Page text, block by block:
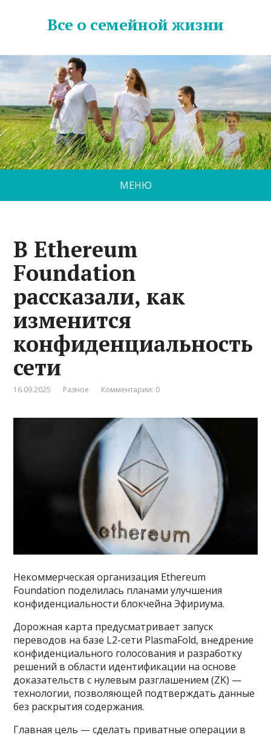
Все о семейной жизни
МЕНЮ
В Ethereum
Foundation
рассказали, как
изменится
конфиденциальность
сети
16.09.2025 Разное Комментарии: 0
Некоммерческая организация Ethereum
Foundation поделилась планами улучшения
конфиденциальности блокчейна Эфириума.
Дорожная карта предусматривает запуск
переводов на базе L2-сети PlasmaFold, внедрение
конфиденциального голосования и разработку
решений в области идентификации на основе
доказательств с нулевым разглашением (ZK) —
технологии, позволяющей подтверждать данные
без раскрытия содержания.
Главная цель — сделать приватные операции в